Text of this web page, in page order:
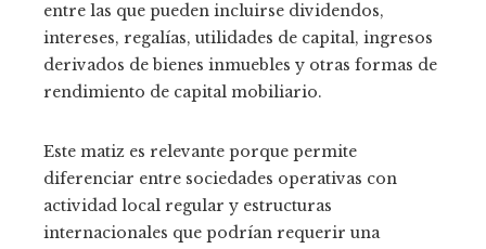
entre las que pueden incluirse dividendos,
intereses, regalías, utilidades de capital, ingresos
derivados de bienes inmuebles y otras formas de
rendimiento de capital mobiliario.
Este matiz es relevante porque permite
diferenciar entre sociedades operativas con
actividad local regular y estructuras
internacionales que podrían requerir una